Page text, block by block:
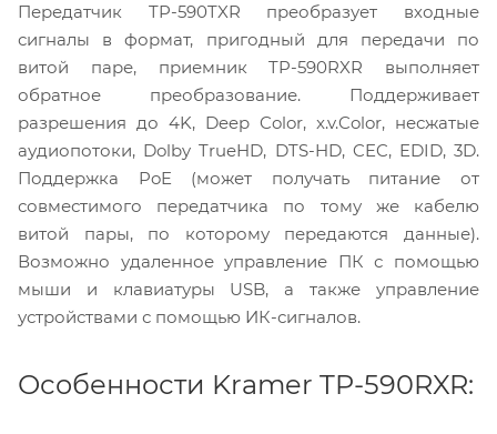
Передатчик TP-590TXR преобразует входные
сигналы в формат, пригодный для передачи по
витой паре, приемник TP-590RXR выполняет
обратное преобразование. Поддерживает
разрешения до 4K, Deep Color, x.v.Color, несжатые
аудиопотоки, Dolby TrueHD, DTS-HD, CEC, EDID, 3D.
Поддержка PoE (может получать питание от
совместимого передатчика по тому же кабелю
витой пары, по которому передаются данные).
Возможно удаленное управление ПК с помощью
мыши и клавиатуры USB, а также управление
устройствами с помощью ИК-сигналов.
Особенности Kramer TP-590RXR: